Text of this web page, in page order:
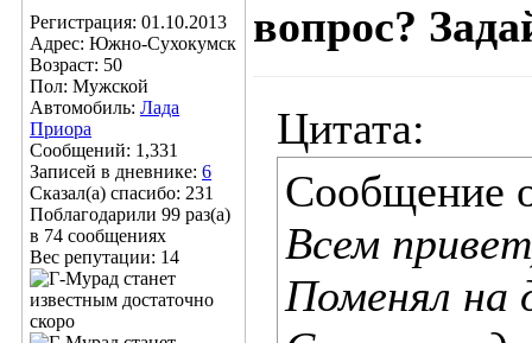
Регистрация: 01.10.2013
Адрес: Южно-Сухокумск
Возраст: 50
Пол: Мужской
Автомобиль: Лада
Приора
Сообщений: 1,331
Записей в дневнике: 6
Сказал(а) спасибо: 231
Поблагодарили 99 раз(а)
в 74 сообщениях
Вес репутации: 14
вопрос?
Цитата:
Сообщение
Всем
Поменял на